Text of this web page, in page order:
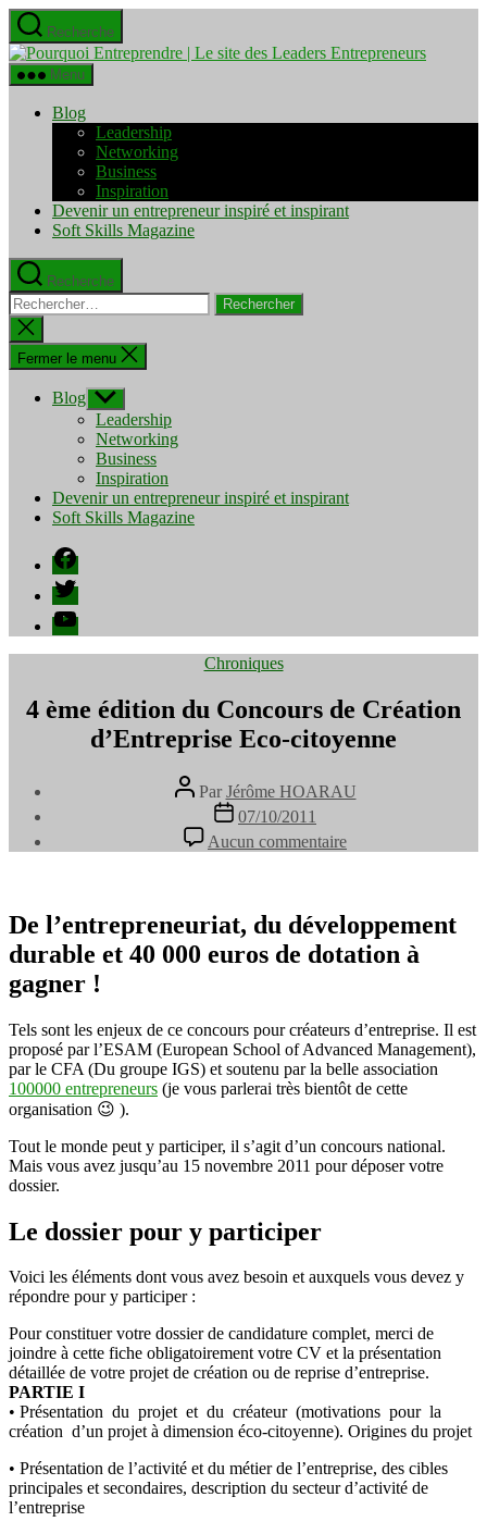
Aller
au
contenu
Recherche
Pourquoi
Menu
Blog
Leadership
Networking
Business
Inspiration
Devenir un entrepreneur inspiré et inspirant
Soft Skills Magazine
Recherche
Rechercher :
Fermer
la
recherche
Fermer le menu
Blog Afficher
le
sous-
menu
Leadership
Networking
Business
Inspiration
Devenir un entrepreneur inspiré et inspirant
Soft Skills Magazine
Facebook
Twitter
YouTube
Catégories
Chroniques
4 ème édition du Concours de Création
d’Entreprise Eco-citoyenne
Auteur
de
l’article
Par Jérôme HOARAU
Date
l’article
07/10/2011
Aucun commentaire
4
Concours
de
citoyenne
De l’entrepreneuriat, du développement
durable et 40 000 euros de dotation à
gagner !
Tels sont les enjeux de ce concours pour créateurs d’entreprise. Il est
proposé par l’ESAM (European School of Advanced Management),
par le CFA (Du groupe IGS) et soutenu par la belle association
100000 entrepreneurs (je vous parlerai très bientôt de cette
organisation 😉 ).
Tout le monde peut y participer, il s’agit d’un concours national.
Mais vous avez jusqu’au 15 novembre 2011 pour déposer votre
dossier.
Le dossier pour y participer
Voici les éléments dont vous avez besoin et auxquels vous devez y
répondre pour y participer :
Pour constituer votre dossier de candidature complet, merci de
joindre à cette fiche obligatoirement votre CV et la présentation
détaillée de votre projet de création ou de reprise d’entreprise.
PARTIE I
• Présentation du projet et du créateur (motivations pour la
création d’un projet à dimension éco-citoyenne). Origines du projet
• Présentation de l’activité et du métier de l’entreprise, des cibles
principales et secondaires, description du secteur d’activité de
l’entreprise